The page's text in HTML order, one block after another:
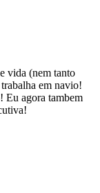
vida (nem tanto
em navio!
Eu agora tambem